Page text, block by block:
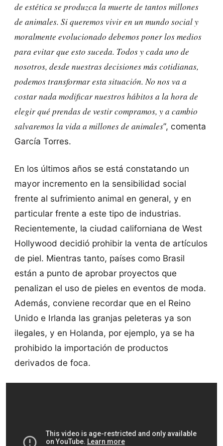
de estética se produzca la muerte de tantos millones
de animales. Si queremos vivir en un mundo social y
moralmente evolucionado debemos poner los medios
para evitar que esto suceda. Todos y cada uno de
nosotros, desde nuestras decisiones más cotidianas,
podemos transformar esta situación. No nos va a
costar nada modificar nuestros hábitos a la hora de
elegir qué prendas de vestir compramos, y a cambio
salvaremos la vida a millones de animales”, comenta
García Torres.
En los últimos años se está constatando un
mayor incremento en la sensibilidad social
frente al sufrimiento animal en general, y en
particular frente a este tipo de industrias.
Recientemente, la ciudad californiana de West
Hollywood decidió prohibir la venta de artículos
de piel. Mientras tanto, países como Brasil
están a punto de aprobar proyectos que
penalizan el uso de pieles en eventos de moda.
Además, conviene recordar que en el Reino
Unido e Irlanda las granjas peleteras ya son
ilegales, y en Holanda, por ejemplo, ya se ha
prohibido la importación de productos
derivados de foca.